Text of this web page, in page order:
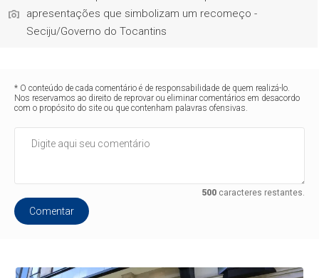
apresentações que simbolizam um recomeço -
Seciju/Governo do Tocantins
* O conteúdo de cada comentário é de responsabilidade de quem realizá-lo.
Nos reservamos ao direito de reprovar ou eliminar comentários em desacordo
com o propósito do site ou que contenham palavras ofensivas.
500caracteres restantes.
Comentar